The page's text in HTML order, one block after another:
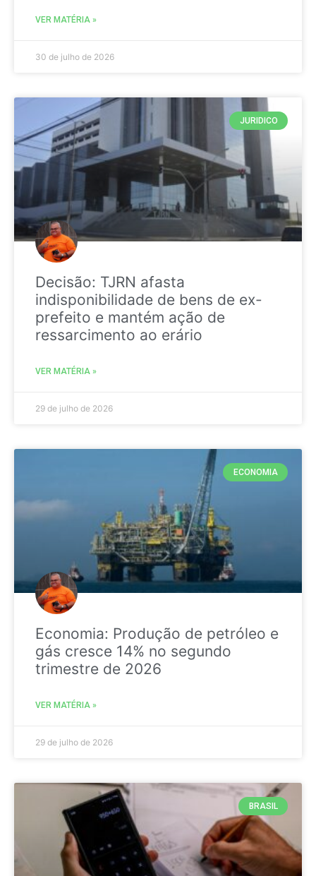
VER MATÉRIA »
30 de julho de 2026
JURIDICO
Decisão: TJRN afasta
indisponibilidade de bens de ex-
prefeito e mantém ação de
ressarcimento ao erário
VER MATÉRIA »
29 de julho de 2026
ECONOMIA
Economia: Produção de petróleo e
gás cresce 14% no segundo
trimestre de 2026
VER MATÉRIA »
29 de julho de 2026
BRASIL